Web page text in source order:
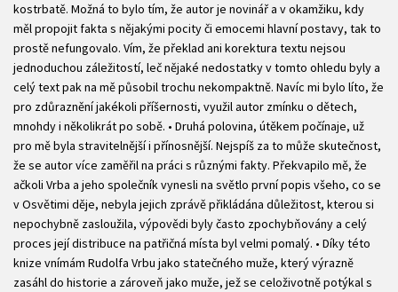
kostrbatě. Možná to bylo tím, že autor je novinář a v okamžiku, kdy
měl propojit fakta s nějakými pocity či emocemi hlavní postavy, tak to
prostě nefungovalo. Vím, že překlad ani korektura textu nejsou
jednoduchou záležitostí, leč nějaké nedostatky v tomto ohledu byly a
celý text pak na mě působil trochu nekompaktně. Navíc mi bylo líto, že
pro zdůraznění jakékoli příšernosti, využil autor zmínku o dětech,
mnohdy i několikrát po sobě. • Druhá polovina, útěkem počínaje, už
pro mě byla stravitelnější i přínosnější. Nejspíš za to může skutečnost,
že se autor více zaměřil na práci s různými fakty. Překvapilo mě, že
ačkoli Vrba a jeho společník vynesli na světlo první popis všeho, co se
v Osvětimi děje, nebyla jejich zprávě přikládána důležitost, kterou si
nepochybně zasloužila, výpovědi byly často zpochybňovány a celý
proces její distribuce na patřičná místa byl velmi pomalý. • Díky této
knize vnímám Rudolfa Vrbu jako statečného muže, který výrazně
zasáhl do historie a zároveň jako muže, jež se celoživotně potýkal s